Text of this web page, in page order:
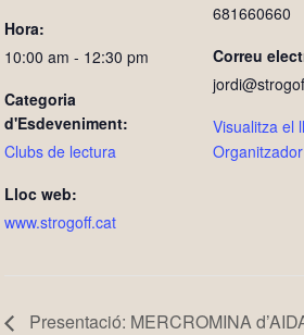
Hora:
10:00 am - 12:30 pm
Categoria
d'Esdeveniment:
Clubs de lectura
Lloc web:
www.strogoff.cat
681660660
Correu
Visualitza el
Organitzador
Presentació: MERCROMINA